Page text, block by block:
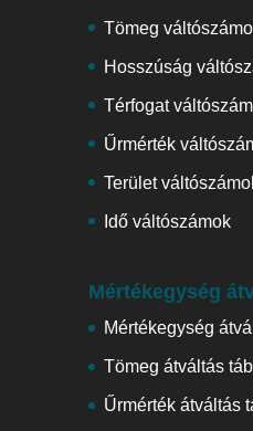
Tömeg
Hosszúság
Térfogat
Űrmérték
Terület
Idő váltószámok
Mértékegység
Mértékegység
Tömeg átváltás
Űrmérték átváltás